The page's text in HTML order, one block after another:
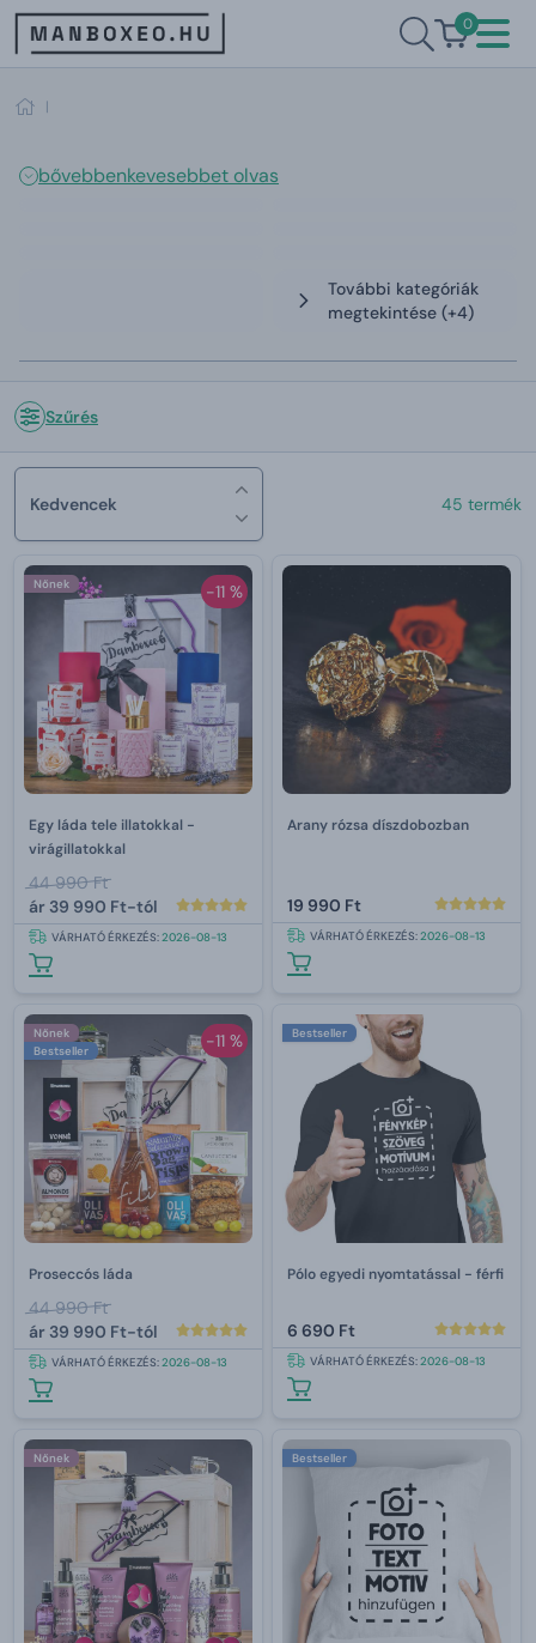
0
|
bővebbenkevesebbet olvas
További kategóriák
megtekintése (+4)
Szűrés
Kedvencek 45 termék
-11 %
Nőnek
Egy láda tele illatokkal -
virágillatokkal
44 990 Ft
ár39 990 Ft-tól
VÁRHATÓ ÉRKEZÉS:2026-08-13
Arany rózsa díszdobozban
19 990 Ft
VÁRHATÓ ÉRKEZÉS:2026-08-13
-11 %
Nőnek
Bestseller
Proseccós láda
44 990 Ft
ár39 990 Ft-tól
VÁRHATÓ ÉRKEZÉS:2026-08-13
Bestseller
Pólo egyedi nyomtatással - férfi
6 690 Ft
VÁRHATÓ ÉRKEZÉS:2026-08-13
Nőnek Bestseller